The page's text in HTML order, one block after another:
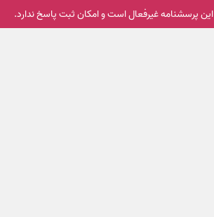
این پرسشنامه غیر‌فعال است و امکان ثبت پاسخ ندارد.